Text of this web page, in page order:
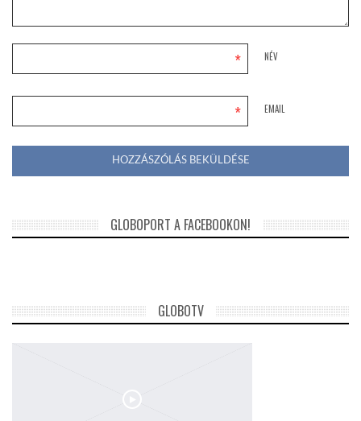
NÉV
*
EMAIL
*
GLOBOPORT A FACEBOOKON!
GLOBOTV